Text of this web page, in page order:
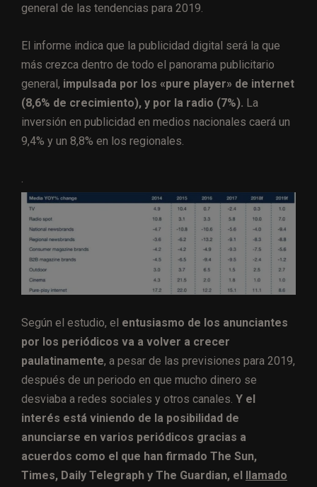
general de las tendencias para 2019.
El informe indica que la publicidad digital será la que
más crezca dentro de todo el panorama publicitario
general, impulsada por los «pure player» de internet
(8,6% de crecimiento), y por la radio (7%). La
inversión en publicidad en medios nacionales caerá un
9,4% y un 8,8% en los regionales.
Según el estudio, el entusiasmo de los anunciantes
por los periódicos va a volver a crecer
paulatinamente, a pesar de las previsiones para 2019,
después de un periodo en que mucho dinero se
desviaba a redes sociales y otros canales. Y el
interés está viniendo de la posibilidad de
anunciarse en varios periódicos gracias a
acuerdos como el que han firmado The Sun,
Times, Daily Telegraph y The Guardian, el
llamado